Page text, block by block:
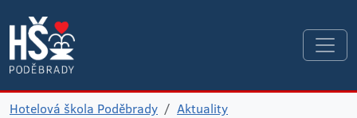
Hotelová škola Poděbrady
Aktuality